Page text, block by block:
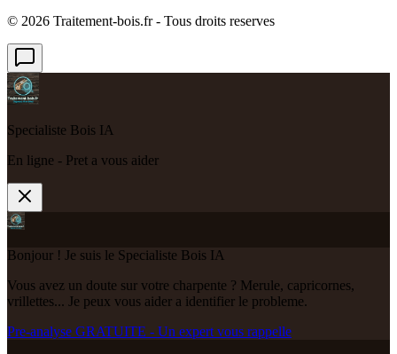
© 2026 Traitement-bois.fr - Tous droits reserves
Specialiste Bois IA
En ligne - Pret a vous aider
Bonjour ! Je suis le Specialiste Bois IA
Vous avez un doute sur votre charpente ? Merule, capricornes,
vrillettes... Je peux vous aider a identifier le probleme.
Pre-analyse GRATUITE - Un expert vous rappelle